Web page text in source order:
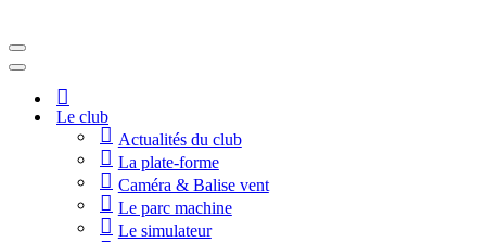
Menu
de
navigation
Menu
navigationAccueil
Le club
Actualités du club
La plate-forme
Caméra & Balise vent
Le parc machine
Le simulateur